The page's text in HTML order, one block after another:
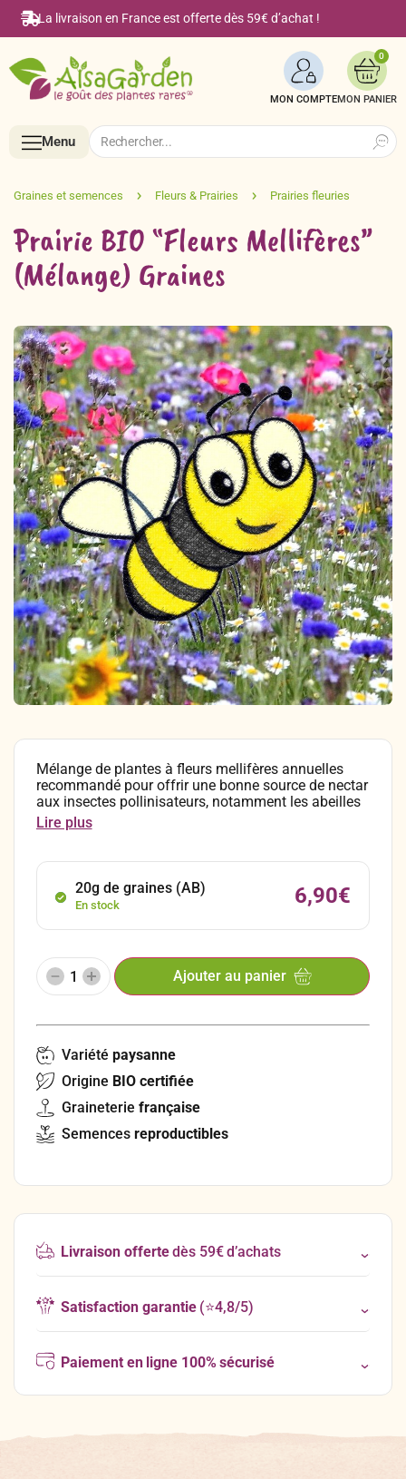
La livraison en France est offerte dès 59€ d’achat !
MON COMPTE
0
Menu
Menu
Accueil
Boutique en ligne
Semences BIO de A à Z
Légumes & Potagères
Aromatiques & Comestibles
Fleurs, Prairies, Engrais verts
Accesoires de Jardinage
Coffrets & Idées Cadeaux
Faire-part à semer
Le Blog Alsagarden
Jardinage au naturel
Découvertes végétales
Plantes & Gastronomie
Bricolage & Inspirations
Notre philosophie
Ateliers & Evènements
Visitez notre magasin
Maraichers & Revendeurs
Search
for:
Prairie BIO “Fleurs Mellifères”
(Mélange) Graines
Mélange de plantes à fleurs mellifères annuelles
recommandé pour offrir une bonne source de nectar
aux insectes pollinisateurs, notamment les abeilles
domestiques, les abeilles sauvages et les bourdons.
Idéal pour réaliser de petites surfaces et des îlots
sol.
Lire plus
20g de graines (AB)
En stock 6,90€
Ajouter au panier
Variété paysanne
Origine BIO certifiée
Graineterie française
Semences reproductibles
Livraison offertedès 59€ d’achats
Satisfaction garantie(⭐4,8/5)
Paiement en ligne 100% sécurisé